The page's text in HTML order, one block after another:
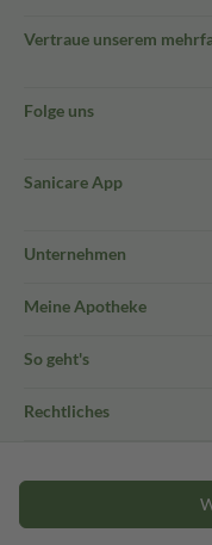
Vertraue unserem
Folge uns
Sanicare App
Unternehmen
Meine Apotheke
So geht's
Rechtliches